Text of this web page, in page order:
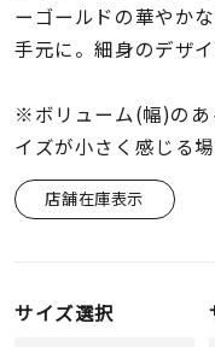
着用シーン
コレクション
レディース
メンズ
ーゴールドの華やか
手元に。細身のデザ
※ボリューム(幅)のあ
イズが小さく感じる場
店舗在庫表示
サイズ選択